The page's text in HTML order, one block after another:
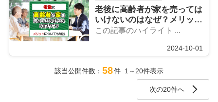
老後に高齢者が家を売っては
いけないのはなぜ？メリット
についても解説
この記事のハイライト ...
2024-10-01
該当公開件数： 58件 1～20件表示
次の20件へ